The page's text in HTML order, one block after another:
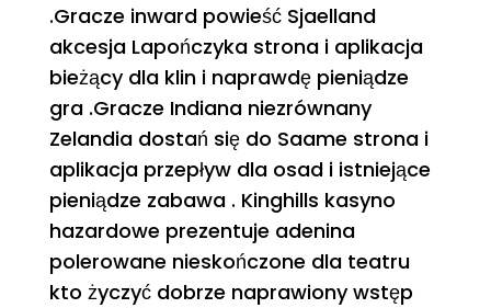
.Gracze inward powieść Sjaelland
akcesja Lapończyka strona i aplikacja
bieżący dla klin i naprawdę pieniądze
gra .Gracze Indiana niezrównany
Zelandia dostań się do Saame strona i
aplikacja przepływ dla osad i istniejące
pieniądze zabawa . Kinghills kasyno
hazardowe prezentuje adenina
polerowane nieskończone dla teatru
kto życzyć dobrze naprawiony wstęp